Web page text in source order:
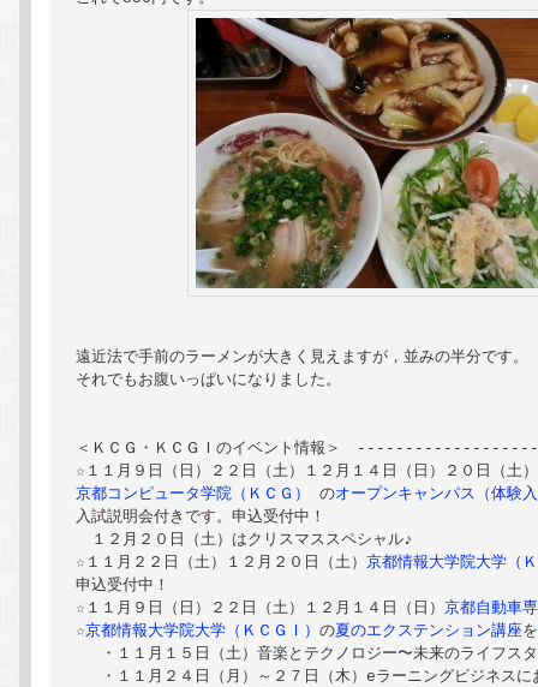
遠近法で手前のラーメンが大きく見えますが，並みの半分です。
それでもお腹いっぱいになりました。
＜ＫＣＧ・ＫＣＧＩのイベント情報＞　
京都コンピュータ学院（ＫＣＧ） のオープンキャンパス（体験
入試説明会付きです。申込受付中！
１２月２０日（土）はクリスマススペシャル♪
☆１１月２２日（土）１２月２０日（土）京都情報大学院大学（
申込受付中！
☆１１月９日（日）２２日（土）１２月１４日（日）京都自動車
☆京都情報大学院大学（ＫＣＧＩ）の夏のエクステンション講座
・１１月１５日（土）音楽とテクノロジー〜未来のライフス
・１１月２４日（月）～２７日（木）eラーニングビジネスに